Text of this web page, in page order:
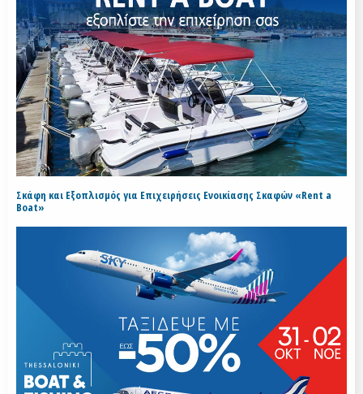
Σκάφη και Εξοπλισμός για Επιχειρήσεις Ενοικίασης Σκαφών «Rent a
Boat»